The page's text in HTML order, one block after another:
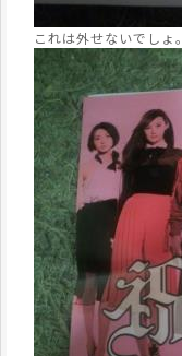
これは外せないでしょ。